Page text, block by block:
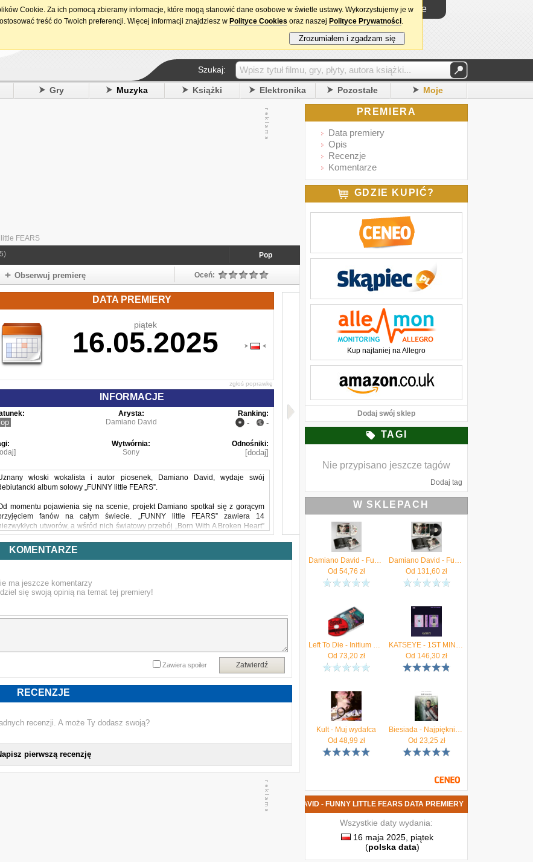
15. urodziny DataPremiery.pl Logowanie
Szukaj:
Gry Muzyka Książki Elektronika Pozostałe Moje
FEARS
Pop
Obserwuj premierę Oceń:
DATA PREMIERY
piątek
16.05.2025
zgłoś poprawkę
INFORMACJE
Arysta:
Damiano David
Ranking:
- -
Wytwórnia:
Sony
Odnośniki:
[dodaj]
włoski wokalista i autor piosenek, Damiano David, wydaje swój
album solowy „FUNNY little FEARS”.
momentu pojawienia się na scenie, projekt Damiano spotkał się z gorącym
fanów na całym świecie. „FUNNY little FEARS” zawiera 14
utworów, a wśród nich światowy przebój „Born With A Broken Heart”
najnowszy singiel „Next Summer” , pełen surowych emocji, które przeplatają
radość i ból. Jeszcze w 2025 roku Damiano wyruszy w światową trasę
koncertową, która obejmuje występy w Europie, Australii, Ameryce Północnej,
3 Zombie Lady
The Bruise
KOMENTARZE
ma jeszcze komentarzy
się swoją opinią na temat tej premiery!
Zatwierdź
Zawiera spoiler
RECENZJE
recenzji. A może Ty dodasz swoją?
pierwszą recenzję
PREMIERA
Data premiery
Opis
Recenzje
Komentarze
GDZIE KUPIĆ?
Kup najtaniej na Allegro
Dodaj swój sklep
TAGI
Nie przypisano jeszcze tagów
Dodaj tag
W SKLEPACH
Damiano David - Funny little Fears (Dreams) (CD)
Od 54,76 zł
Damiano David - Funny little Fears (Dreams) (2xWinyl)
Od 131,60 zł
Left To Die - Initium Mortis (CD)
Od 73,20zł
KATSEYE - 1ST MINI ALBUM (SIS (Soft Is Strong))
Od 146,30 zł
Kult - Muj wydafca
Od 48,99 zł
Biesiada - Najpiękniejsze utwory biesiadne
Od 23,25zł
NOWA PŁYTA DAMIANO DAVID - FUNNY LITTLE FEARS DATA PREMIERY
Wszystkie daty wydania:
16 maja 2025, piątek
(polska data)
Cookie. Za ich pomocą zbieramy informacje, które mogą stanowić dane osobowe w świetle ustawy. Wykorzystujemy je w
treść do Twoich preferencji. Więcej informacji znajdziesz w Polityce Cookies oraz naszej Polityce Prywatności.
Zrozumiałem i zgadzam się